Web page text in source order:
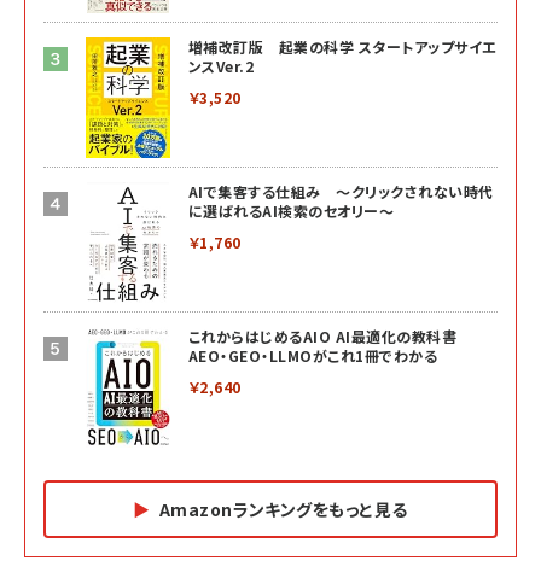
増補改訂版 起業の科学 スタートアップサイエ
ンスVer.2
￥3,520
AIで集客する仕組み ～クリックされない時代
に選ばれるAI検索のセオリー～
￥1,760
これからはじめるAIO AI最適化の教科書
AEO・GEO・LLMOがこれ1冊でわかる
￥2,640
Amazonランキングをもっと見る